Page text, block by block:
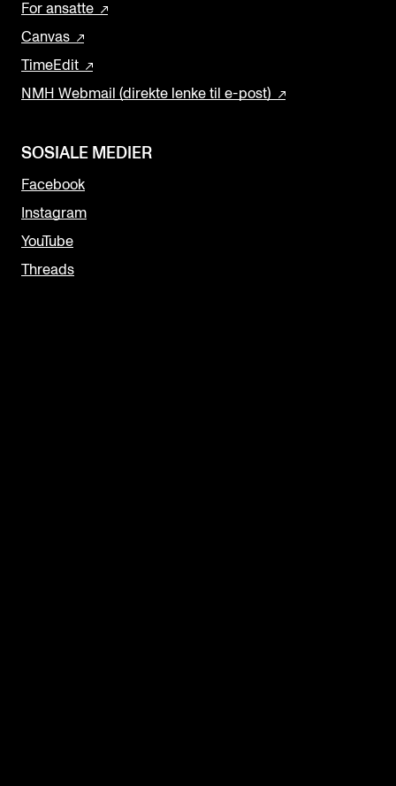
For ansatte
Canvas
TimeEdit
NMH Webmail (direkte lenke til e-post)
SOSIALE MEDIER
Facebook
Instagram
YouTube
Threads